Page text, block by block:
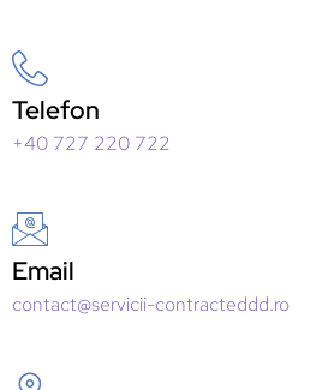
Telefon
+40 727 220 722
Email
contact@servicii-contracteddd.ro